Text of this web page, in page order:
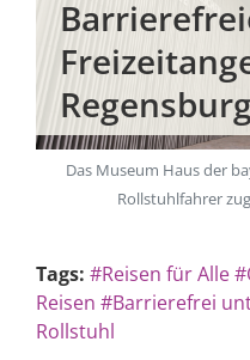
Regensburg
Das Museum Haus der
Rollstuhlfahrer
Tags: #Reisen für Alle
Reisen #Barrierefrei
Rollstuhl